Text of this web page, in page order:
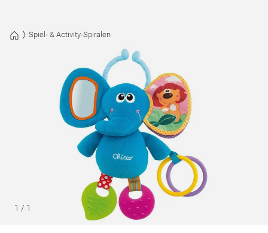
Spiel- & Activity-Spiralen
1 / 1